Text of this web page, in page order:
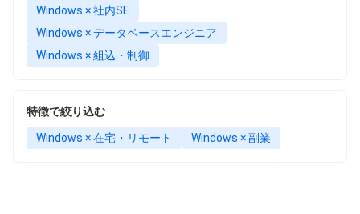
Windows × 社内SE
Windows × データベースエンジニア
Windows × 組込・制御
特徴で絞り込む
Windows × 在宅・リモート Windows × 副業